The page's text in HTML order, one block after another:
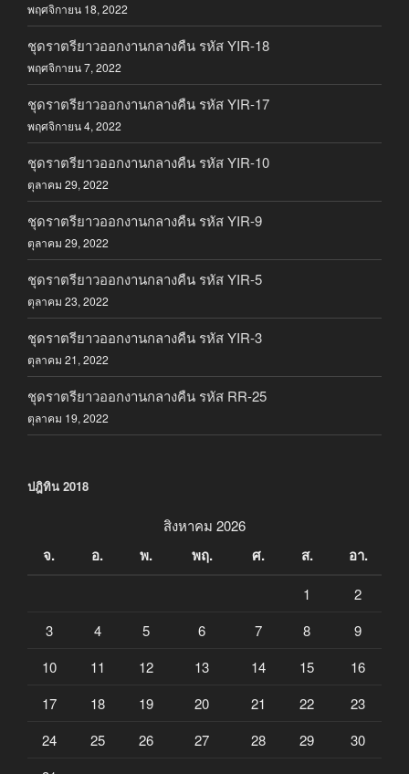
พฤศจิกายน 18, 2022
ชุดราตรียาวออกงานกลางคืน รหัส YIR-18
พฤศจิกายน 7, 2022
ชุดราตรียาวออกงานกลางคืน รหัส YIR-17
พฤศจิกายน 4, 2022
ชุดราตรียาวออกงานกลางคืน รหัส YIR-10
ตุลาคม 29, 2022
ชุดราตรียาวออกงานกลางคืน รหัส YIR-9
ตุลาคม 29, 2022
ชุดราตรียาวออกงานกลางคืน รหัส YIR-5
ตุลาคม 23, 2022
ชุดราตรียาวออกงานกลางคืน รหัส YIR-3
ตุลาคม 21, 2022
ชุดราตรียาวออกงานกลางคืน รหัส RR-25
ตุลาคม 19, 2022
ปฎิทิน 2018
สิงหาคม 2026
จ. อ. พ. พฤ. ศ. ส. อา.
1
2
3
4 5 6 7 8
9
10
11 12 13 14 15
16
17
18 19 20 21 22
23
24
25 26 27 28 29
30